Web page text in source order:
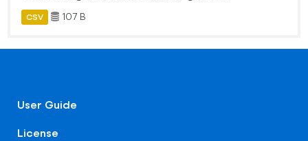
CSV 107 B
User Guide
License